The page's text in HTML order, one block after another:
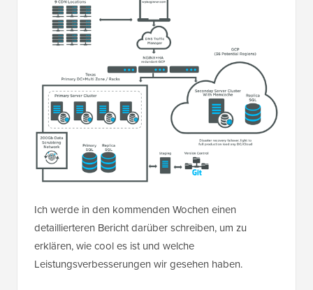
Ich werde in den kommenden Wochen einen
detaillierteren Bericht darüber schreiben, um zu
erklären, wie cool es ist und welche
Leistungsverbesserungen wir gesehen haben.